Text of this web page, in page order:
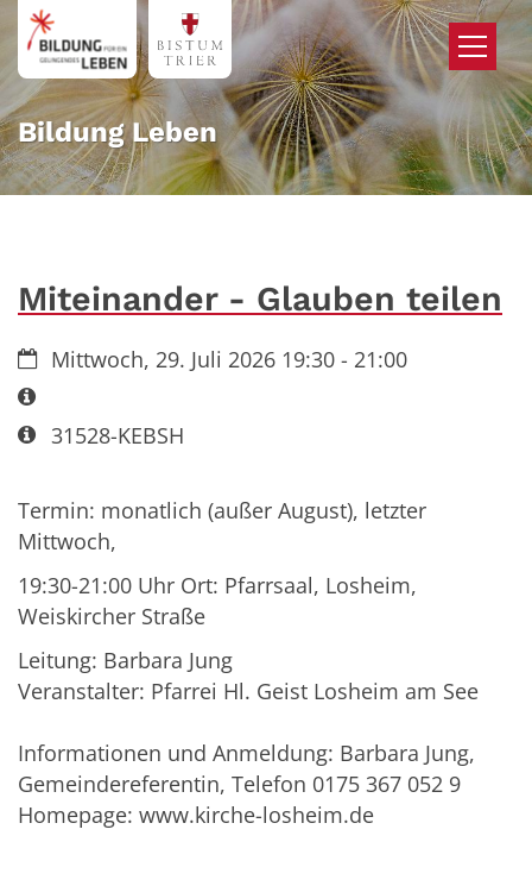
Zum Inhalt springen
Bildung Leben
Miteinander - Glauben teilen
Datum:Mittwoch, 29. Juli 2026 19:30 - 21:00
Art bzw. Nummer:
Art bzw. Nummer:
31528-KEBSH
Termin: monatlich (außer August), letzter
Mittwoch,
19:30-21:00 Uhr Ort: Pfarrsaal, Losheim,
Weiskircher Straße
Leitung: Barbara Jung
Veranstalter: Pfarrei Hl. Geist Losheim am See
Informationen und Anmeldung: Barbara Jung,
Gemeindereferentin, Telefon 0175 367 052 9
Homepage: www.kirche-losheim.de